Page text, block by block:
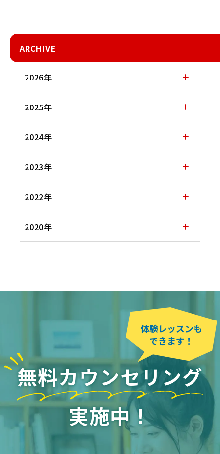
ARCHIVE
2026年
2025年
2024年
2023年
2022年
2020年
無料カウンセリング
実施中！
体験レッスンも
できます！